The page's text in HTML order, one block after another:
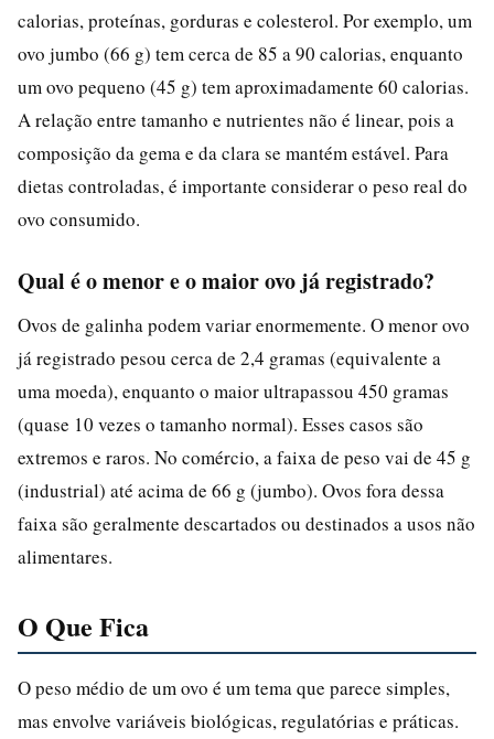
calorias, proteínas, gorduras e colesterol. Por exemplo, um
ovo jumbo (66 g) tem cerca de 85 a 90 calorias, enquanto
um ovo pequeno (45 g) tem aproximadamente 60 calorias.
A relação entre tamanho e nutrientes não é linear, pois a
composição da gema e da clara se mantém estável. Para
dietas controladas, é importante considerar o peso real do
ovo consumido.
Qual é o menor e o maior ovo já registrado?
Ovos de galinha podem variar enormemente. O menor ovo
já registrado pesou cerca de 2,4 gramas (equivalente a
uma moeda), enquanto o maior ultrapassou 450 gramas
(quase 10 vezes o tamanho normal). Esses casos são
extremos e raros. No comércio, a faixa de peso vai de 45 g
(industrial) até acima de 66 g (jumbo). Ovos fora dessa
faixa são geralmente descartados ou destinados a usos não
alimentares.
O Que Fica
O peso médio de um ovo é um tema que parece simples,
mas envolve variáveis biológicas, regulatórias e práticas.